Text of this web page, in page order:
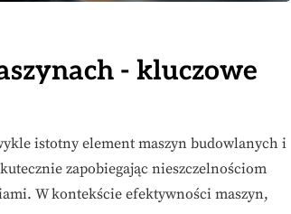
- kluczowe
istotny element maszyn budowlanych i
zapobiegając nieszczelnościom
W kontekście efektywności maszyn,